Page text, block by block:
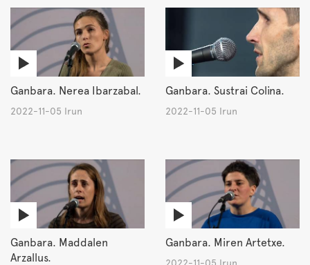
Ganbara. Nerea Ibarzabal.
2022-11-05 Irun
Ganbara. Sustrai Colina.
2022-11-05 Irun
Ganbara. Maddalen
Arzallus.
Ganbara. Miren Artetxe.